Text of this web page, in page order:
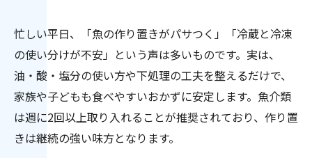
忙しい平日、「魚の作り置きがパサつく」「冷蔵と冷凍
の使い分けが不安」という声は多いものです。実は、
油・酸・塩分の使い方や下処理の工夫を整えるだけで、
家族や子どもも食べやすいおかずに安定します。魚介類
は週に2回以上取り入れることが推奨されており、作り置
きは継続の強い味方となります。